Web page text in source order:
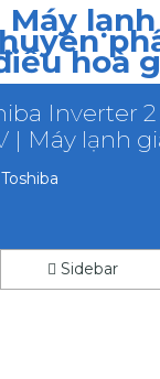
Inverter 2
| Máy lạnh
Sidebar